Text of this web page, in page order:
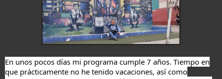
En unos pocos días mi programa cumple 7 años. Tiempo en
que prácticamente no he tenido vacaciones, así como